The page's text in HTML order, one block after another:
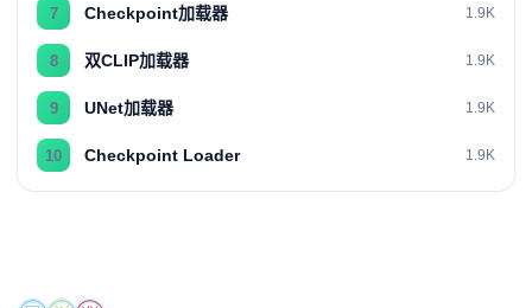
7 Checkpoint加载器 1.9K
8 双CLIP加载器 1.9K
9 UNet加载器 1.9K
10 Checkpoint Loader 1.9K